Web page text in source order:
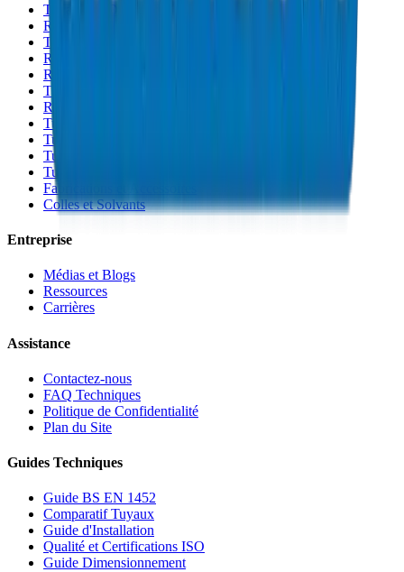
Tuyaux de Drainage UPVC
Raccords de Drainage UPVC
Tuyaux PVC Haute Pression
Raccords PVC Haute Pression
Raccords PVC SCH 40
Tuyaux de Gaine PVC
Raccords de Gaine PVC
Tuyaux Conduit PVC
Tuyaux PP-R
Tuyaux HDPE
Tuyaux PEX
Fabrications et Accessoires
Colles et Solvants
Entreprise
Médias et Blogs
Ressources
Carrières
Assistance
Contactez-nous
FAQ Techniques
Politique de Confidentialité
Plan du Site
Guides Techniques
Guide BS EN 1452
Comparatif Tuyaux
Guide d'Installation
Qualité et Certifications ISO
Guide Dimensionnement